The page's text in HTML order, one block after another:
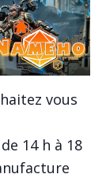
vous
14 h à 18